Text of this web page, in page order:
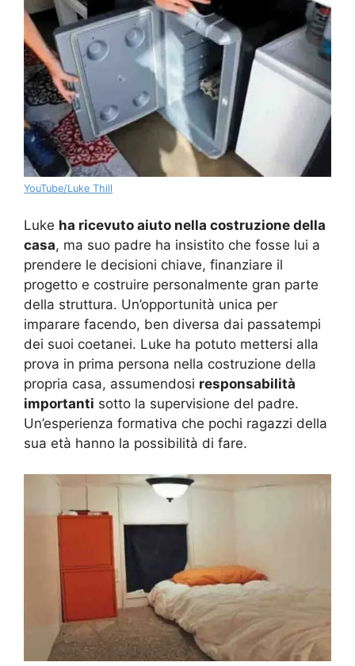
YouTube/Luke Thill
Luke ha ricevuto aiuto nella costruzione della
casa, ma suo padre ha insistito che fosse lui a
prendere le decisioni chiave, finanziare il
progetto e costruire personalmente gran parte
della struttura. Un’opportunità unica per
imparare facendo, ben diversa dai passatempi
dei suoi coetanei. Luke ha potuto mettersi alla
prova in prima persona nella costruzione della
propria casa, assumendosi responsabilità
importanti sotto la supervisione del padre.
Un’esperienza formativa che pochi ragazzi della
sua età hanno la possibilità di fare.